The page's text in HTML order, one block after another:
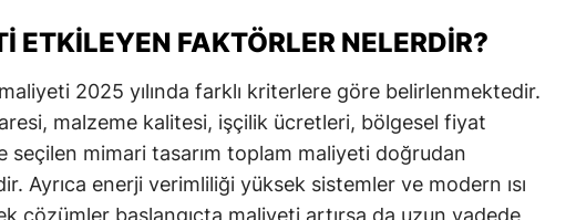
ETKILEYEN FAKTÖRLER NELERDIR?
2025 yılında farklı kriterlere göre belirlenmektedir.
malzeme kalitesi, işçilik ücretleri, bölgesel fiyat
seçilen mimari tasarım toplam maliyeti doğrudan
Ayrıca enerji verimliliği yüksek sistemler ve modern ısı
ek çözümler başlangıçta maliyeti artırsa da uzun vadede